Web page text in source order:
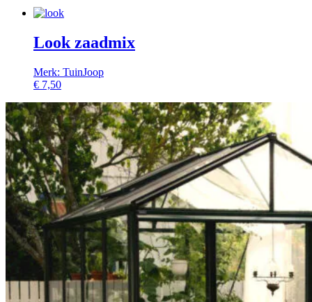
Look zaadmix
Merk: TuinJoop
€ 7,50